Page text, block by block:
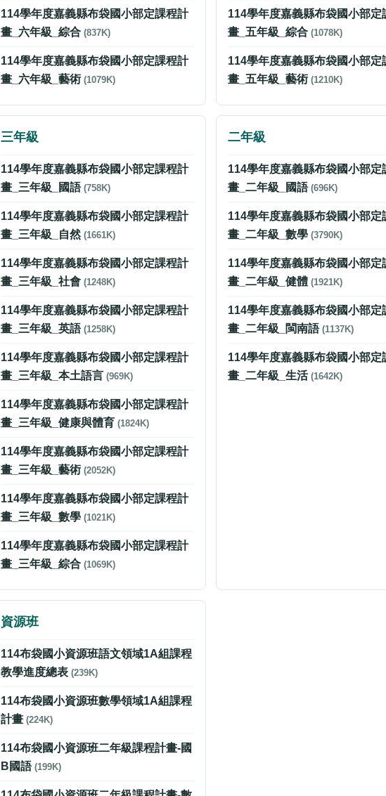
114學年度嘉義縣布袋國小部定課程計
畫_六年級_綜合(837K)
114學年度嘉義縣布袋國小部定課程計
畫_六年級_藝術(1079K)
114學年度嘉義縣布袋國小部定
畫_五年級_綜合 (1078K)
114學年度嘉義縣布袋國小部定
畫_五年級_藝術 (1210K)
三年級
114學年度嘉義縣布袋國小部定課程計
畫_三年級_國語(758K)
114學年度嘉義縣布袋國小部定課程計
畫_三年級_自然(1661K)
114學年度嘉義縣布袋國小部定課程計
畫_三年級_社會(1248K)
114學年度嘉義縣布袋國小部定課程計
畫_三年級_英語(1258K)
114學年度嘉義縣布袋國小部定課程計
畫_三年級_本土語言(969K)
114學年度嘉義縣布袋國小部定課程計
畫_三年級_健康與體育(1824K)
114學年度嘉義縣布袋國小部定課程計
畫_三年級_藝術(2052K)
114學年度嘉義縣布袋國小部定課程計
畫_三年級_數學(1021K)
114學年度嘉義縣布袋國小部定課程計
畫_三年級_綜合(1069K)
二年級
114學年度嘉義縣布袋國小部定
畫_二年級_國語 (696K)
114學年度嘉義縣布袋國小部定
畫_二年級_數學 (3790K)
114學年度嘉義縣布袋國小部定
畫_二年級_健體 (1921K)
114學年度嘉義縣布袋國小部定
畫_二年級_閩南語 (1137K)
114學年度嘉義縣布袋國小部定
畫_二年級_生活 (1642K)
資源班
114布袋國小資源班語文領域1A組課程
教學進度總表(239K)
114布袋國小資源班數學領域1A組課程
計畫(224K)
114布袋國小資源班二年級課程計畫-國
B國語(199K)